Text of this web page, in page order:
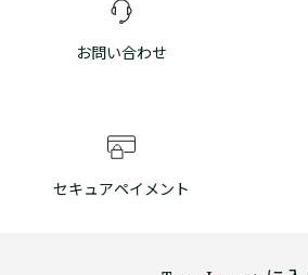
お問い合わせ
セキュアペイメント